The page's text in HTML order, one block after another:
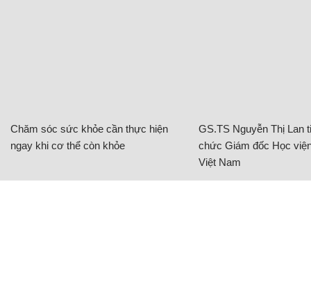
Chăm sóc sức khỏe cần thực hiện
ngay khi cơ thể còn khỏe
GS.TS Nguyễn Thị Lan
chức Giám đốc Học
Việt Nam